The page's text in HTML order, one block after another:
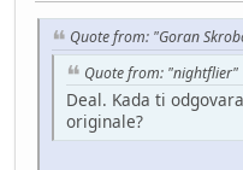
Quote from: "Goran
Quote from: "nightflier"
Deal. Kada ti
originale?